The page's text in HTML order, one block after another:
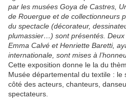
par les musées Goya de Castres,
de Rouergue et de collectionneurs
du spectacle (décorateur,
plumassier…) sont présentés. Deux
Emma Calvé et Henriette Baretti,
internationale, sont mises à
Cette exposition donne le la du
Musée départemental du textile : le
côté des acteurs, chanteurs,
spectateurs.